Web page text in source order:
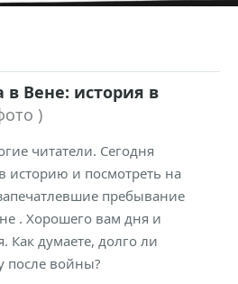
в Вене: история в
)
читатели. Сегодня
историю и посмотреть на
пребывание
. Хорошего вам дня и
Как думаете, долго ли
после войны?